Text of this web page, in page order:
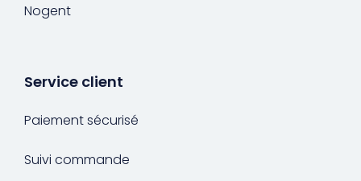
Nogent
Service client
Paiement sécurisé
Suivi commande